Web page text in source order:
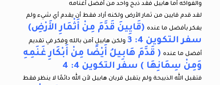
والفواكه أما هابيل فقد ذبح واحد من أفضل أغنامه
لقد قدم قايين من ثمار الأرض ولكنه أراد فقط أن يقدم أي شيء ولم
يفكر بأفضل ما عنده(قَايِينَ قَدَّمَ مِنْ أَثْمَارِ الأَرْضِ)
سفر التكوين 4: 3
ولكن هابيل آمن بالله وفكر في تقديم
أفضل ما عنده( قَدَّمَ هَابِيلُ أَيْضًا مِنْ أَبْكَارِ غَنَمِهِ
وَمِنْ سِمَانِهَا ) سفر التكوين 4: 4
فتقبل الله الذبيحة ولم يتقبل قربان هابيل لأن الله دائمًا لا ينظر فقط